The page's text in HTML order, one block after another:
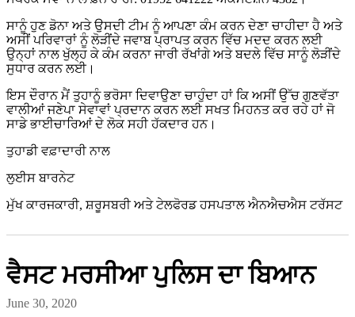
ਸਾਨੂੰ ਹੁਣ ਡੋਨਾ ਅਤੇ ਉਸਦੀ ਟੀਮ ਨੂੰ ਆਪਣਾ ਕੰਮ ਕਰਨ ਦੇਣਾ ਚਾਹੀਦਾ ਹੈ ਅਤੇ
ਅਸੀਂ ਪਰਿਵਾਰਾਂ ਨੂੰ ਲੋੜੀਂਦੇ ਜਵਾਬ ਪ੍ਰਾਪਤ ਕਰਨ ਵਿੱਚ ਮਦਦ ਕਰਨ ਲਈ
ਉਨ੍ਹਾਂ ਨਾਲ ਖੁੱਲ੍ਹ ਕੇ ਕੰਮ ਕਰਨਾ ਜਾਰੀ ਰੱਖਾਂਗੇ ਅਤੇ ਬਦਲੇ ਵਿੱਚ ਸਾਨੂੰ ਲੋੜੀਂਦੇ
ਸੁਧਾਰ ਕਰਨ ਲਈ।
ਇਸ ਦੌਰਾਨ ਮੈਂ ਤੁਹਾਨੂੰ ਭਰੋਸਾ ਦਿਵਾਉਣਾ ਚਾਹੁੰਦਾ ਹਾਂ ਕਿ ਅਸੀਂ ਉੱਚ ਗੁਣਵੱਤਾ
ਵਾਲੀਆਂ ਜਣੇਪਾ ਸੇਵਾਵਾਂ ਪ੍ਰਦਾਨ ਕਰਨ ਲਈ ਸਖਤ ਮਿਹਨਤ ਕਰ ਰਹੇ ਹਾਂ ਜੋ
ਸਾਡੇ ਭਾਈਚਾਰਿਆਂ ਦੇ ਲੋਕ ਸਹੀ ਹੱਕਦਾਰ ਹਨ।
ਤੁਹਾਡੀ ਵਫ਼ਾਦਾਰੀ ਨਾਲ
ਲੁਈਸ ਬਾਰਨੇਟ
ਮੁੱਖ ਕਾਰਜਕਾਰੀ, ਸ਼ਰੂਸਬਰੀ ਅਤੇ ਟੇਲਫੋਰਡ ਹਸਪਤਾਲ ਐਨਐਚਐਸ ਟਰੱਸਟ
ਵੈਸਟ ਮਰਸੀਆ ਪੁਲਿਸ ਦਾ ਬਿਆਨ
June 30, 2020